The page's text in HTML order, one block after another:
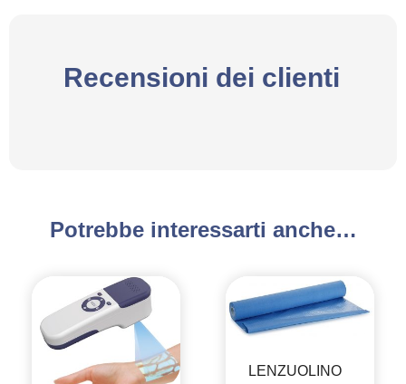
Recensioni dei clienti
Potrebbe interessarti anche…
LENZUOLINO